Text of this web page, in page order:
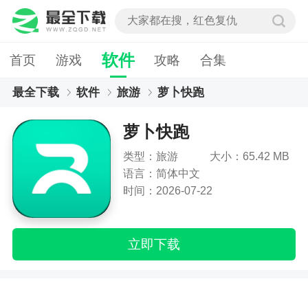
首页 游戏 软件 攻略 合集
最全下载 软件 旅游 萝卜快跑
萝卜快跑
类型：旅游
大小：65.42 MB
语言：简体中文
时间：2026-07-22
立即下载